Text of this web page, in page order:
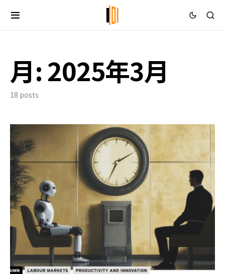
月:2025年3月
18 posts